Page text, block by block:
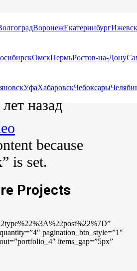
ВоронежЕкатеринбургИжевск
ОмскПермьРостов-на-Дону
УфаХабаровскЧебоксары
Link openning in
лет назад
because
is set.
Projects
pagination_btn_style=”1″
items_gap=”5px”